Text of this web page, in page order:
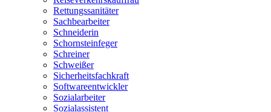
Rettungssanitäter
Sachbearbeiter
Schneiderin
Schornsteinfeger
Schreiner
Schweißer
Sicherheitsfachkraft
Softwareentwickler
Sozialarbeiter
Sozialassistent